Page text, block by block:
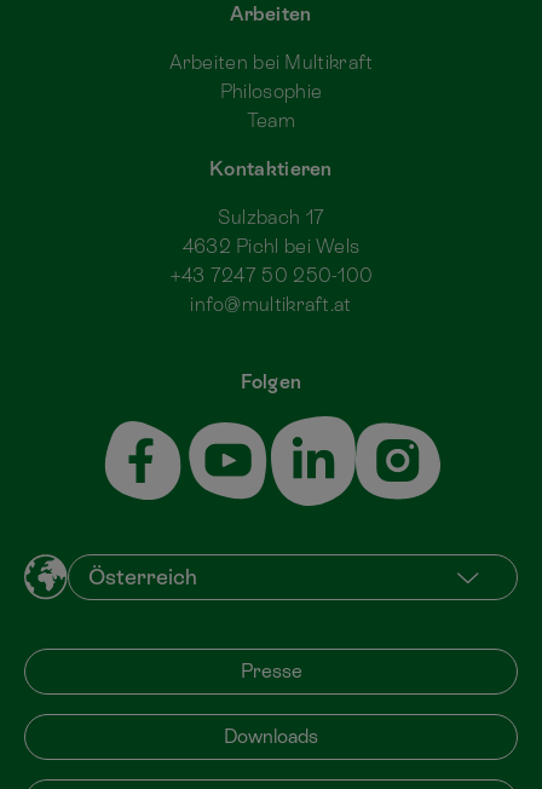
Folgen
Arbeiten
Arbeiten bei Multikraft
Philosophie
Team
Kontaktieren
Sulzbach 17
4632 Pichl bei Wels
+43 7247 50 250-100
info@multikraft.at
Presse
Downloads